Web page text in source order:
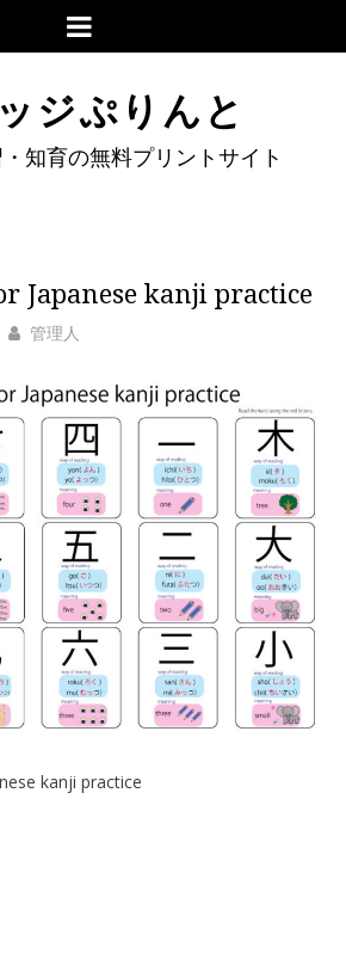
ジぷりんと
知育の無料プリントサイト
Japanese kanji practice
管理人
kanji practice